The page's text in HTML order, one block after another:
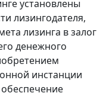
установлены
лизингодателя,
лизинга в залог
денежного
инстанции